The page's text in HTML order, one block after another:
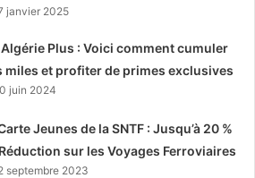
janvier 2025
Plus : Voici comment cumuler
miles et profiter de primes exclusives
juin 2024
Jeunes de la SNTF : Jusqu’à 20 %
sur les Voyages Ferroviaires
septembre 2023